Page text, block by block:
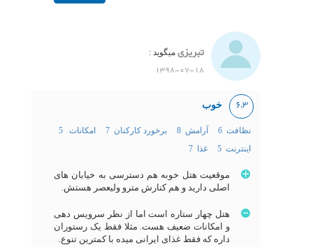
تبریزی میگوید :
1398-07-18
6,3 خوب
نظافت 6 آرامش 8 برخورد کارکنان 7
امکانات 5
اینترنت 5
غذا 7
موقعیت هتل خوبه هم دسترسی به خیابان های
اصلی دارید و هم کنارش مترو ولیعصر هستش.
هتل چهار ستاره است اما از نظر سرویس دهی
و امکانات ضعیف هست. مثلا فقط یک رستوران
داره که فقط غذای ایرانی میده با کمترین تنوع.